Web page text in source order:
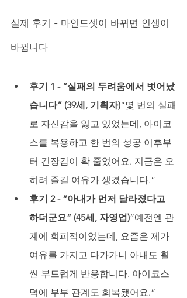
실제 후기 - 마인드셋이 바뀌면 인생이
바뀝니다
후기 1 - “실패의 두려움에서 벗어났
습니다” (39세, 기획자)“몇 번의 실패
로 자신감을 잃고 있었는데, 아이코
스를 복용하고 한 번의 성공 이후부
터 긴장감이 확 줄었어요. 지금은 오
히려 즐길 여유가 생겼습니다.”
후기 2 - “아내가 먼저 달라졌다고
하더군요” (45세, 자영업)“예전엔 관
계에 회피적이었는데, 요즘은 제가
여유를 가지고 다가가니 아내도 훨
씬 부드럽게 반응합니다. 아이코스
덕에 부부 관계도 회복됐어요.”